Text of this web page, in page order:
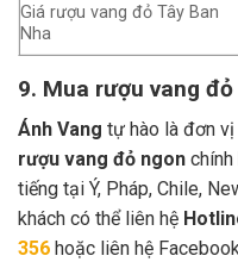
Giá rượu vang đỏ Tây Ban
Nha
9. Mua rượu vang
Ánh Vang tự hào là đơn
rượu vang đỏ ngon
tiếng tại Ý, Pháp, Chile,
khách có thể liên hệ
356 hoặc liên hệ